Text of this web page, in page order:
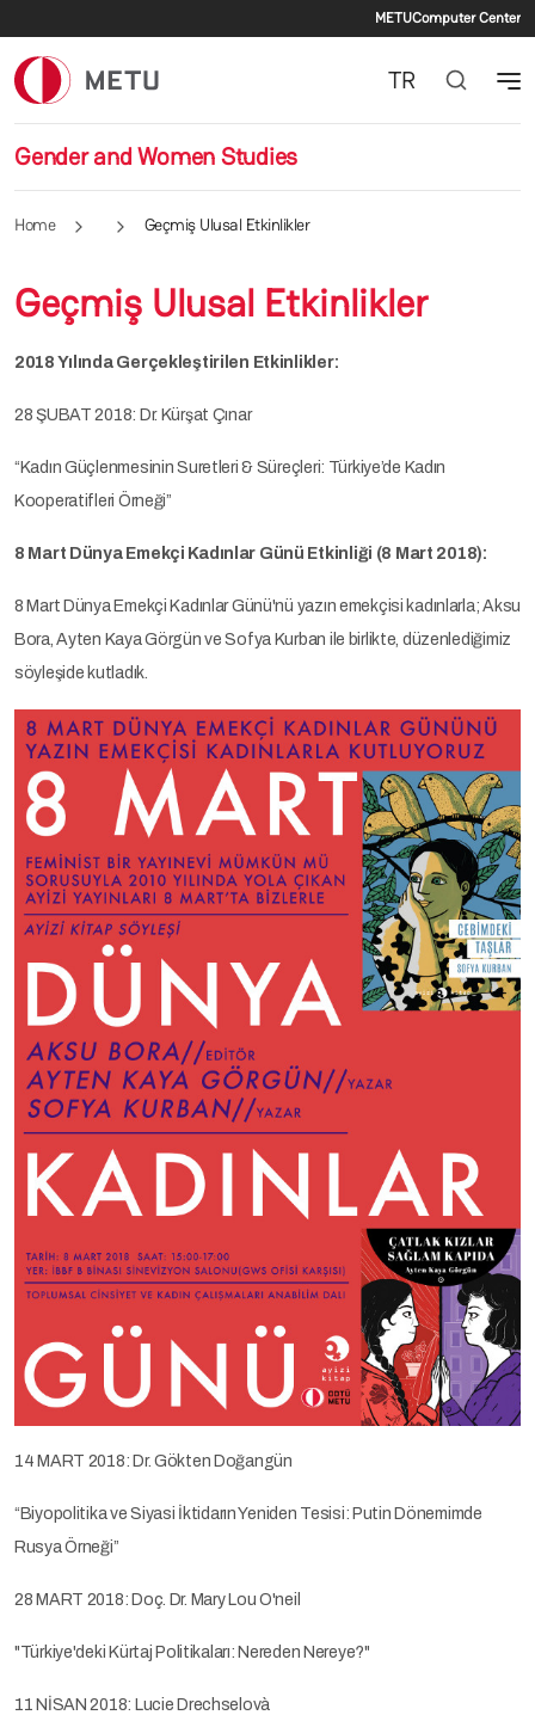
METUComputer Center
Gender and Women Studies
TR
Home Geçmiş Ulusal Etkinlikler
Geçmiş Ulusal Etkinlikler
2018 Yılında Gerçekleştirilen Etkinlikler:
28 ŞUBAT 2018: Dr. Kürşat Çınar
“Kadın Güçlenmesinin Suretleri & Süreçleri: Türkiye’de Kadın
Kooperatifleri Örneği”
8 Mart Dünya Emekçi Kadınlar Günü Etkinliği (8 Mart 2018):
8 Mart Dünya Emekçi Kadınlar Günü'nü yazın emekçisi kadınlarla; Aksu
Bora, Ayten Kaya Görgün ve Sofya Kurban ile birlikte, düzenlediğimiz
söyleşide kutladık.
14 MART 2018: Dr. Gökten Doğangün
“Biyopolitika ve Siyasi İktidarın Yeniden Tesisi: Putin Dönemimde
Rusya Örneği”
28 MART 2018: Doç. Dr. Mary Lou O'neil
"Türkiye'deki Kürtaj Politikaları: Nereden Nereye?"
11 NİSAN 2018: Lucie Drechselovà